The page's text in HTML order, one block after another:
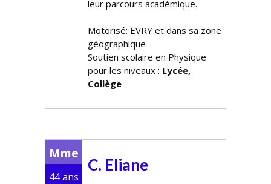
leur parcours académique.
Motorisé: EVRY et dans sa zone
géographique
Soutien scolaire en Physique
pour les niveaux : Lycée,
Collège
Mme
44 ans
C. Eliane